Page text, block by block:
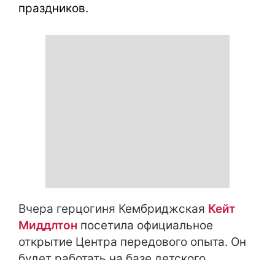
праздников.
Вчера герцогиня Кембриджская Кейт
Миддлтон посетила официальное
открытие Центра передового опыта. Он